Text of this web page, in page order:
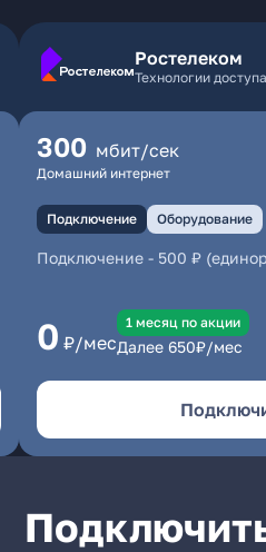
Ростелеком
Технологии
300 мбит/сек
Домашний интернет
Подключение Оборудование
Подключение- 500 ₽
0 ₽/мес
1 месяц по акции
Далее 650₽/мес